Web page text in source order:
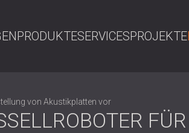
PRODUKTESERVICESPROJEKTE
von Akustikplatten vor